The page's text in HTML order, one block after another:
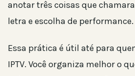
anotar três coisas que
letra e escolha de performance.
Essa prática é útil até para
IPTV. Você organiza melhor o